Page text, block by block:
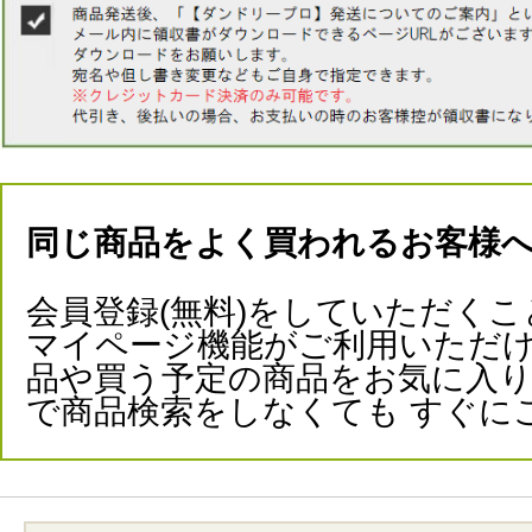
同じ商品をよく買われるお客様
会員登録(無料)をしていただくこ
マイページ機能がご利用いただ
品や買う予定の商品をお気に入
で商品検索をしなくても すぐに